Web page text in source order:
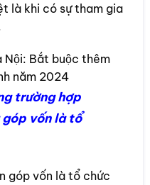
là khi có sự tham gia
Nội: Bắt buộc thêm
năm 2024
trường hợp
vốn là tổ
góp vốn là tổ chức